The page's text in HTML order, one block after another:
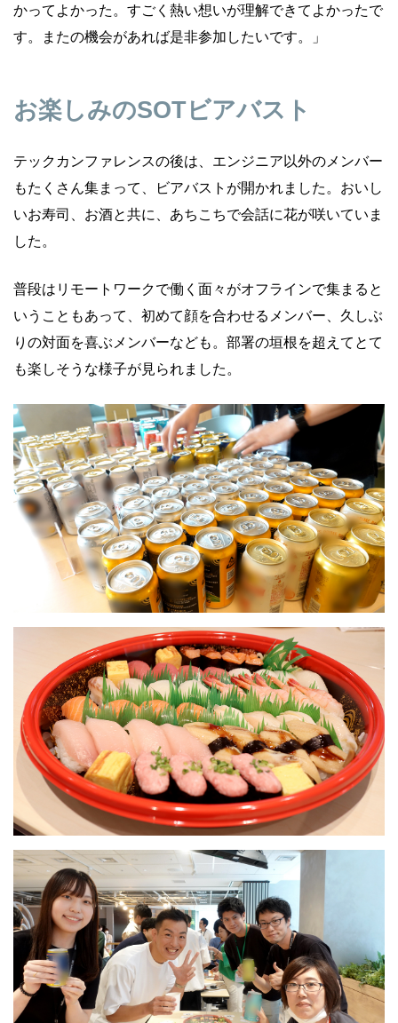
かってよかった。すごく熱い想いが理解できてよかったで
す。またの機会があれば是非参加したいです。」
お楽しみのSOTビアバスト
テックカンファレンスの後は、エンジニア以外のメンバー
もたくさん集まって、ビアバストが開かれました。おいし
いお寿司、お酒と共に、あちこちで会話に花が咲いていま
した。
普段はリモートワークで働く面々がオフラインで集まると
いうこともあって、初めて顔を合わせるメンバー、久しぶ
りの対面を喜ぶメンバーなども。部署の垣根を超えてとて
も楽しそうな様子が見られました。